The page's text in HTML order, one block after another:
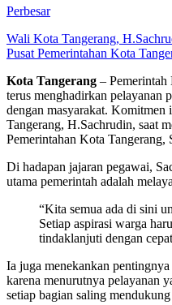
Perbesar
Wali Kota Tangerang,
Pusat Pemerintahan Kota
Kota Tangerang – Pemerintah
terus menghadirkan pelayanan
dengan masyarakat.
Tangerang, H.Sachrudin, saat
Pemerintahan Kota Tangerang,
Di hadapan jajaran pegawai,
utama pemerintah adalah
“Kita semua ada di sini
Setiap aspirasi warga
tindaklanjuti dengan
Ia juga menekankan
karena menurutnya pelayanan
setiap bagian saling